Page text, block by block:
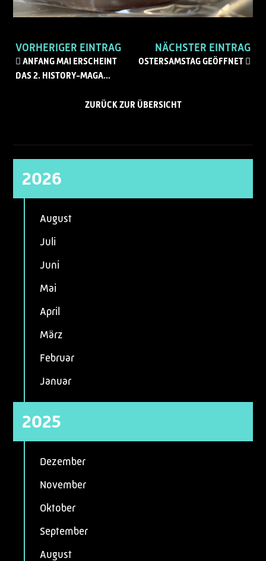
VORHERIGER EINTRAG
ANFANG MAI ERSCHEINT
DAS 2. HISTORY-MAGA...
NÄCHSTER EINTRAG
OSTERSAMSTAG GEÖFFNET
ZURÜCK ZUR ÜBERSICHT
2026
August
Juli
Juni
Mai
April
März
Februar
Januar
2025
Dezember
November
Oktober
September
August